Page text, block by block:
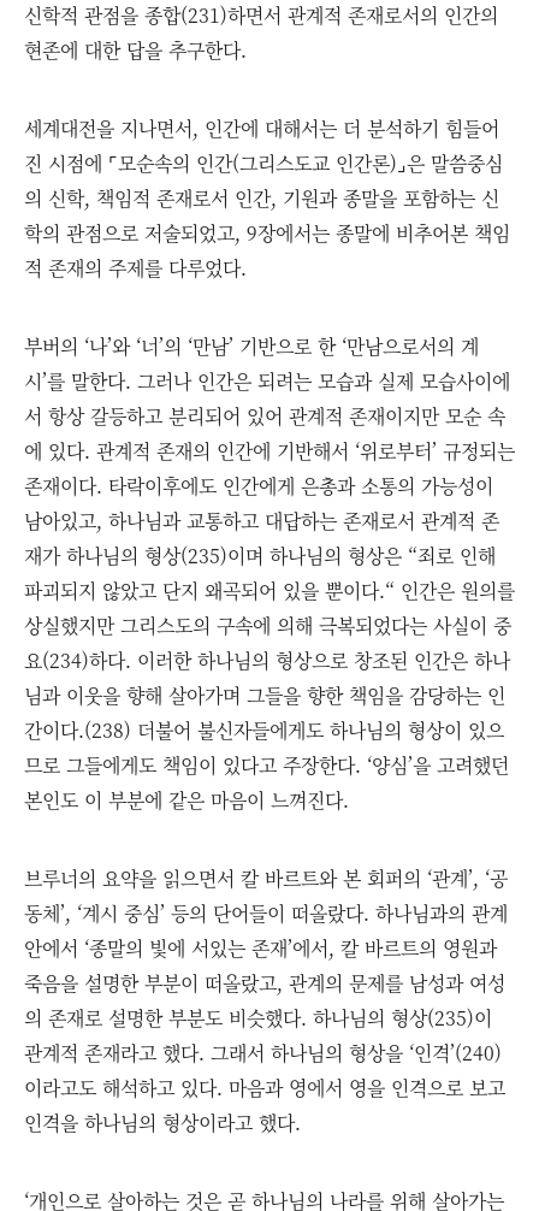
신학적 관점을 종합(231)하면서 관계적 존재로서의 인간의
현존에 대한 답을 추구한다.
세계대전을 지나면서, 인간에 대해서는 더 분석하기 힘들어
진 시점에 ⌜모순속의 인간(그리스도교 인간론)⌟은 말씀중심
의 신학, 책임적 존재로서 인간, 기원과 종말을 포함하는 신
학의 관점으로 저술되었고, 9장에서는 종말에 비추어본 책임
적 존재의 주제를 다루었다.
부버의 ‘나’와 ‘너’의 ‘만남’ 기반으로 한 ‘만남으로서의 계
시’를 말한다. 그러나 인간은 되려는 모습과 실제 모습사이에
서 항상 갈등하고 분리되어 있어 관계적 존재이지만 모순 속
에 있다. 관계적 존재의 인간에 기반해서 ‘위로부터’ 규정되는
존재이다. 타락이후에도 인간에게 은총과 소통의 가능성이
남아있고, 하나님과 교통하고 대답하는 존재로서 관계적 존
재가 하나님의 형상(235)이며 하나님의 형상은 “죄로 인해
파괴되지 않았고 단지 왜곡되어 있을 뿐이다.“ 인간은 원의를
상실했지만 그리스도의 구속에 의해 극복되었다는 사실이 중
요(234)하다. 이러한 하나님의 형상으로 창조된 인간은 하나
님과 이웃을 향해 살아가며 그들을 향한 책임을 감당하는 인
간이다.(238) 더불어 불신자들에게도 하나님의 형상이 있으
므로 그들에게도 책임이 있다고 주장한다. ‘양심’을 고려했던
본인도 이 부분에 같은 마음이 느껴진다.
브루너의 요약을 읽으면서 칼 바르트와 본 회퍼의 ‘관계’, ‘공
동체’, ‘계시 중심’ 등의 단어들이 떠올랐다. 하나님과의 관계
안에서 ‘종말의 빛에 서있는 존재’에서, 칼 바르트의 영원과
죽음을 설명한 부분이 떠올랐고, 관계의 문제를 남성과 여성
의 존재로 설명한 부분도 비슷했다. 하나님의 형상(235)이
관계적 존재라고 했다. 그래서 하나님의 형상을 ‘인격’(240)
이라고도 해석하고 있다. 마음과 영에서 영을 인격으로 보고
인격을 하나님의 형상이라고 했다.
‘개인으로 살아하는 것은 곧 하나님의 나라를 위해 살아가는